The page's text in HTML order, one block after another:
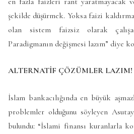
şekilde düşürmek. Yoksa faizi
olan sistem faizsiz olarak
Paradigmanın değişmesi lazım” diye
ALTERNATİF ÇÖZÜMLER LAZIM!
İslam bankacılığında en büyük
problemler olduğunu söyleyen
bulundu: “İslami finansı kuranlarla